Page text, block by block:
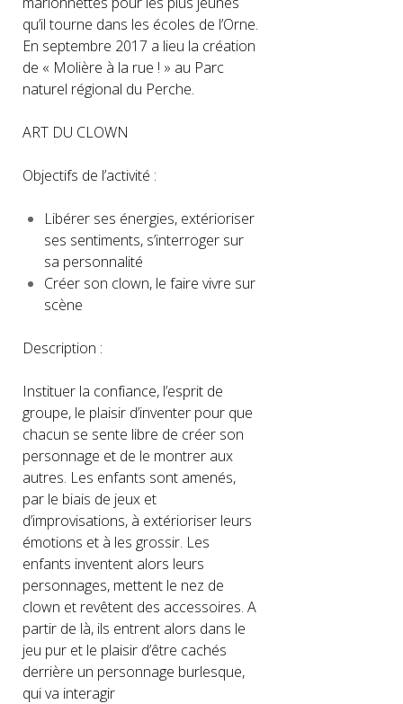
qu’il tourne dans les écoles de l’Orne.
En septembre 2017 a lieu la création
de « Molière à la rue ! » au Parc
naturel régional du Perche.
ART DU CLOWN
Objectifs de l’activité :
Libérer ses énergies, extérioriser
ses sentiments, s’interroger sur
sa personnalité
Créer son clown, le faire vivre sur
scène
Description :
Instituer la confiance, l’esprit de
groupe, le plaisir d’inventer pour que
chacun se sente libre de créer son
personnage et de le montrer aux
autres. Les enfants sont amenés,
par le biais de jeux et
d’improvisations, à extérioriser leurs
émotions et à les grossir. Les
enfants inventent alors leurs
personnages, mettent le nez de
clown et revêtent des accessoires. A
partir de là, ils entrent alors dans le
jeu pur et le plaisir d’être cachés
derrière un personnage burlesque,
qui va interagir